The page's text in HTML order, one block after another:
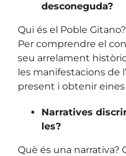
desconeguda?
Qui és el Poble
Per comprendre el
seu arrelament
les manifestacions de
present i obtenir
Narratives
les?
Què és una narrativa?